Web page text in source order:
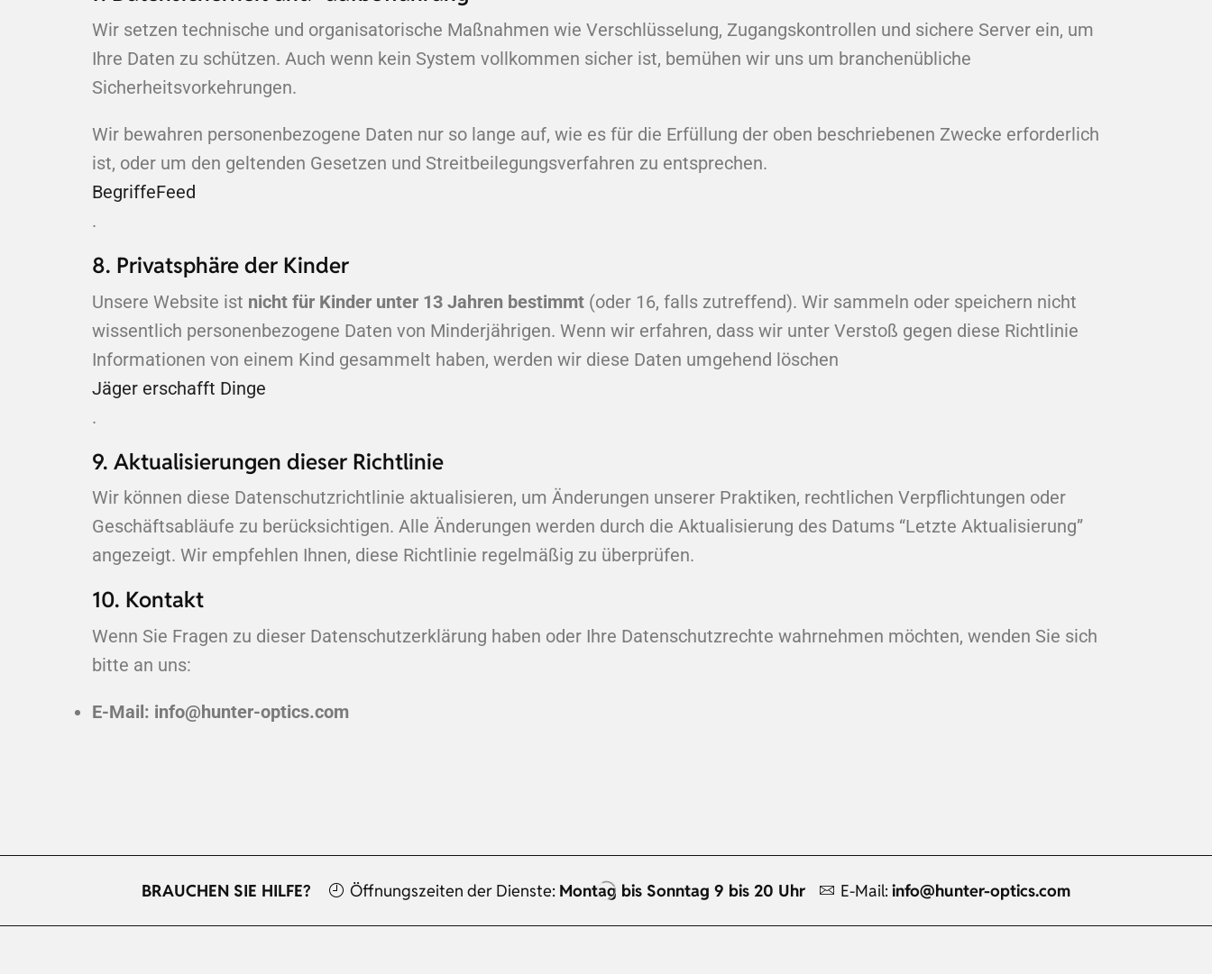
Wir setzen technische und organisatorische Maßnahmen wie Verschlüsselung, Zugangskontrollen und sichere Server ein, um
Ihre Daten zu schützen. Auch wenn kein System vollkommen sicher ist, bemühen wir uns um branchenübliche
Sicherheitsvorkehrungen.
Wir bewahren personenbezogene Daten nur so lange auf, wie es für die Erfüllung der oben beschriebenen Zwecke erforderlich
ist, oder um den geltenden Gesetzen und Streitbeilegungsverfahren zu entsprechen.
BegriffeFeed
.
8. Privatsphäre der Kinder
Unsere Website ist nicht für Kinder unter 13 Jahren bestimmt (oder 16, falls zutreffend). Wir sammeln oder speichern nicht
wissentlich personenbezogene Daten von Minderjährigen. Wenn wir erfahren, dass wir unter Verstoß gegen diese Richtlinie
Informationen von einem Kind gesammelt haben, werden wir diese Daten umgehend löschen
Jäger erschafft Dinge
.
9. Aktualisierungen dieser Richtlinie
Wir können diese Datenschutzrichtlinie aktualisieren, um Änderungen unserer Praktiken, rechtlichen Verpflichtungen oder
Geschäftsabläufe zu berücksichtigen. Alle Änderungen werden durch die Aktualisierung des Datums “Letzte Aktualisierung”
angezeigt. Wir empfehlen Ihnen, diese Richtlinie regelmäßig zu überprüfen.
10. Kontakt
Wenn Sie Fragen zu dieser Datenschutzerklärung haben oder Ihre Datenschutzrechte wahrnehmen möchten, wenden Sie sich
bitte an uns:
E-Mail: info@hunter-optics.com
BRAUCHEN SIE HILFE? Öffnungszeiten der Dienste: Montag bis Sonntag 9 bis 20 Uhr E-Mail: info@hunter-optics.com